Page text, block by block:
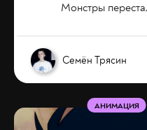
Монстры
Семён Трясин
АНИМАЦИЯ